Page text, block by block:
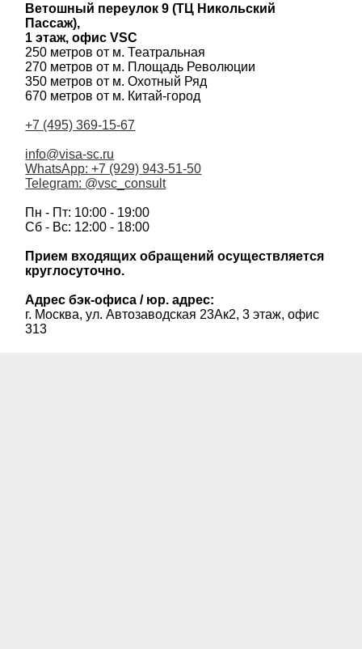
Ветошный переулок 9 (ТЦ Никольский
Пассаж),
1 этаж, офис VSC
250 метров от м. Театральная
270 метров от м. Площадь Революции
350 метров от м. Охотный Ряд
670 метров от м. Китай-город
+7 (495) 369-15-67
info@visa-sc.ru
WhatsApp: +7 (929) 943-51-50
Telegram: @vsc_consult
Пн - Пт: 10:00 - 19:00
Сб - Вс: 12:00 - 18:00
Прием входящих обращений осуществляется
круглосуточно.
Адрес бэк-офиса / юр. адрес:
г. Москва, ул. Автозаводская 23Ак2, 3 этаж, офис
313